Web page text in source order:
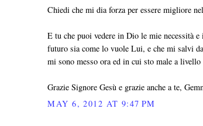
Chiedi che mi dia forza per essere migliore
E tu che puoi vedere in Dio le mie necessità
futuro sia come lo vuole Lui, e che mi salvi
mi sono messo ora ed in cui sto male a
Grazie Signore Gesù e grazie anche a te,
MAY 6, 2012 AT 9:47 PM